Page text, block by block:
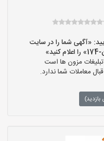
«آگهی شما را در سایت
مزون ها است
معاملات شما ندارد.